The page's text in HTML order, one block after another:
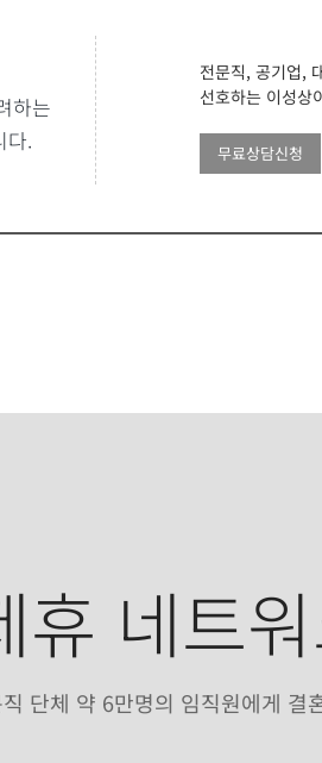
하는
다.
전문직, 공기업,
선호하는 이성상
무료상담신청
휴 네트
단체 약 6만명의 임직원에게 결